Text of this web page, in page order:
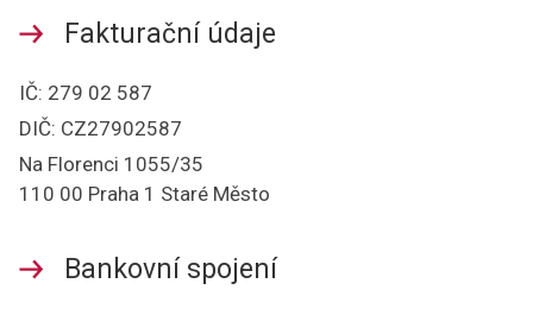
Fakturační údaje
IČ: 279 02 587
DIČ: CZ27902587
Na Florenci 1055/35
110 00 Praha 1 Staré Město
Bankovní spojení